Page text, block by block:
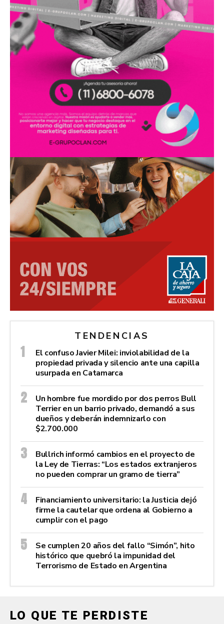
TENDENCIAS
El confuso Javier Milei: inviolabilidad de la
propiedad privada y silencio ante una capilla
usurpada en Catamarca
Un hombre fue mordido por dos perros Bull
Terrier en un barrio privado, demandó a sus
dueños y deberán indemnizarlo con
$2.700.000
Bullrich informó cambios en el proyecto de
la Ley de Tierras: “Los estados extranjeros
no pueden comprar un gramo de tierra”
Financiamiento universitario: la Justicia dejó
firme la cautelar que ordena al Gobierno a
cumplir con el pago
Se cumplen 20 años del fallo “Simón”, hito
histórico que quebró la impunidad del
Terrorismo de Estado en Argentina
LO QUE TE PERDISTE